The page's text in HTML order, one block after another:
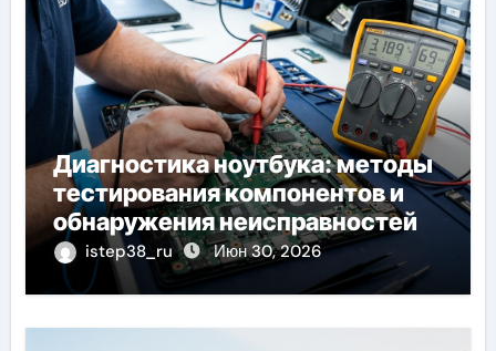
Диагностика ноутбука: методы
тестирования компонентов и
обнаружения неисправностей
istep38_ru Июн 30, 2026